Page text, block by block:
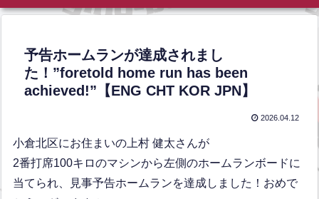
予告ホームランが達成されまし
た！”foretold home run has been
achieved!”【ENG CHT KOR JPN】
2026.04.12
小倉北区にお住まいの上村 健太さんが
2番打席100キロのマシンから左側のホームランボードに
当てられ、見事予告ホームランを達成しました！おめで